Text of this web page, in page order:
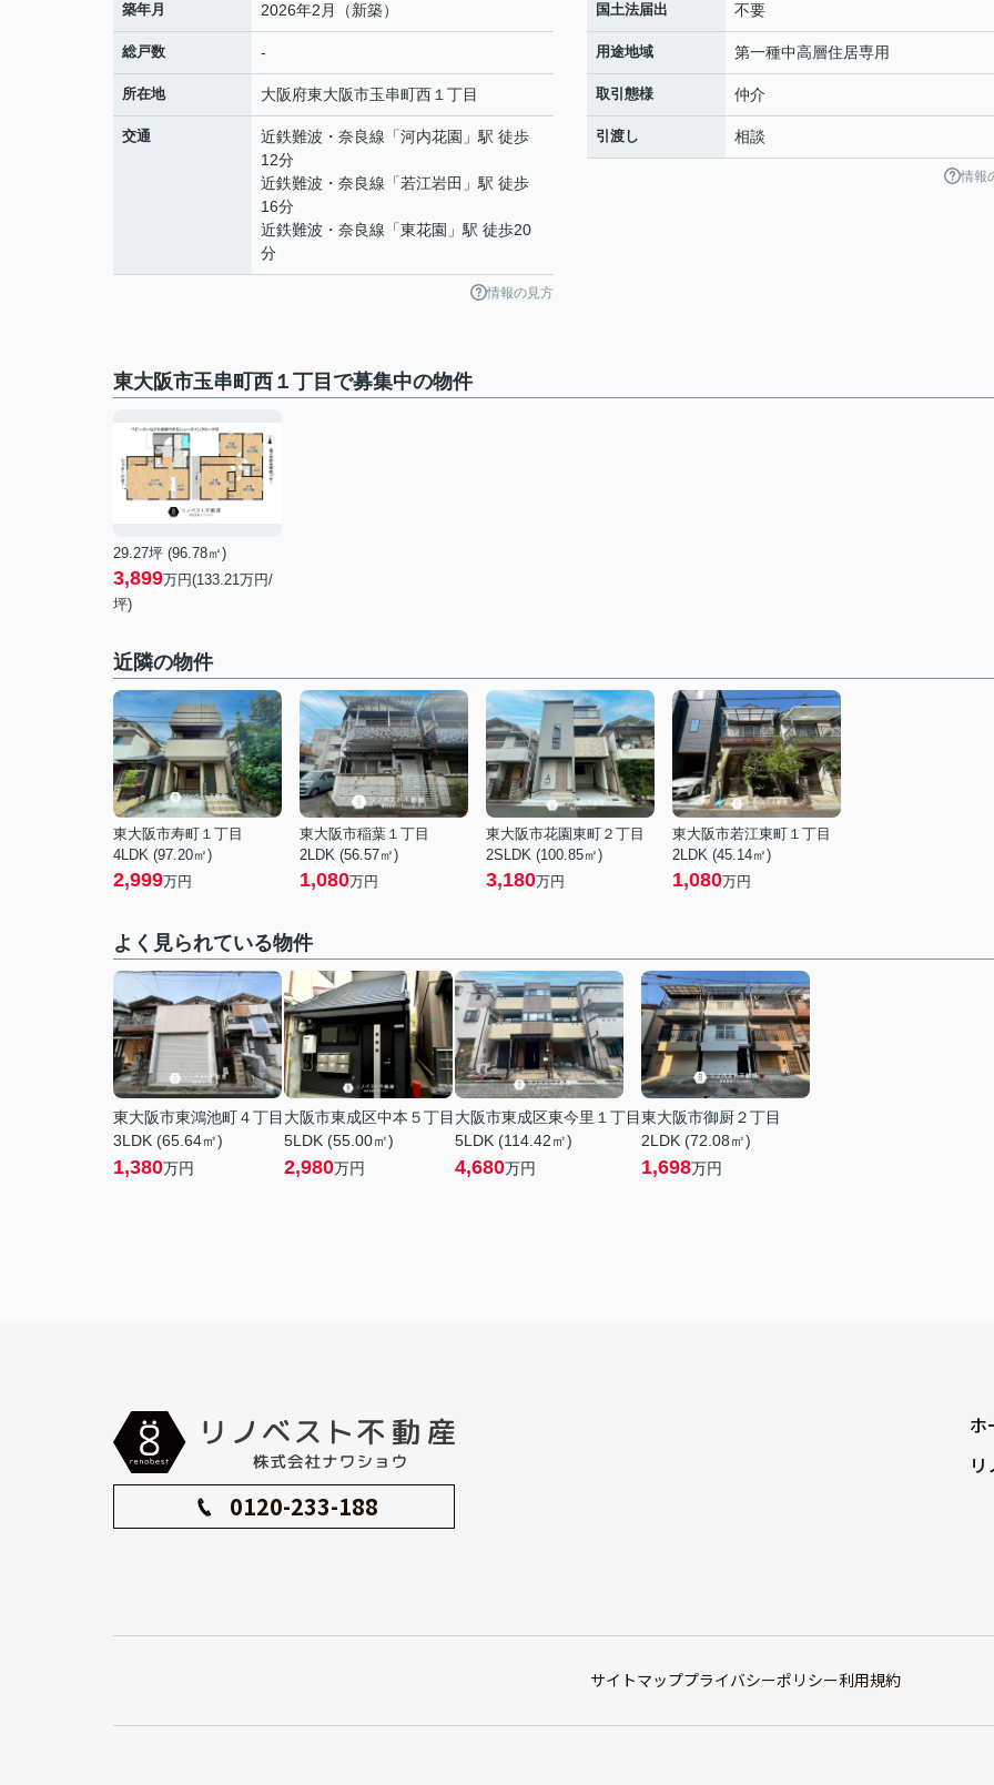
築年月 2026年2月（新築）
総戸数 -
所在地 大阪府東大阪市玉串町西 １丁目
交通 近鉄難波・奈良線 「河内花園 」駅 徒歩
12分
近鉄難波・奈良線 「若江岩田 」駅 徒歩
16分
近鉄難波・奈良線 「東花園 」駅 徒歩20
分
情報の見方
国土法届出 不要
用途地域 第一種中高層住居専用
取引態様 仲介
引渡し 相談
情報
東大阪市玉串町西１丁目で募集中の物件
29.27坪 (96.78㎡)
3,899万円(133.21万円/
坪)
近隣の物件
東大阪市寿町１丁目
4LDK (97.20㎡)
2,999万円
東大阪市稲葉１丁目
2LDK (56.57㎡)
1,080万円
東大阪市花園東町２丁目
2SLDK (100.85㎡)
3,180万円
東大阪市若江東町１丁目
2LDK (45.14㎡)
1,080万円
よく見られている物件
東大阪市東鴻池町４丁目
3LDK (65.64㎡)
1,380万円
大阪市東成区中本５丁目
5LDK (55.00㎡)
2,980万円
大阪市東成区東今里１丁目
5LDK (114.42㎡)
4,680万円
東大阪市御厨２丁目
2LDK (72.08㎡)
1,698万円
0120-233-188
ホ
サイトマッププライバシーポリシー利用規約